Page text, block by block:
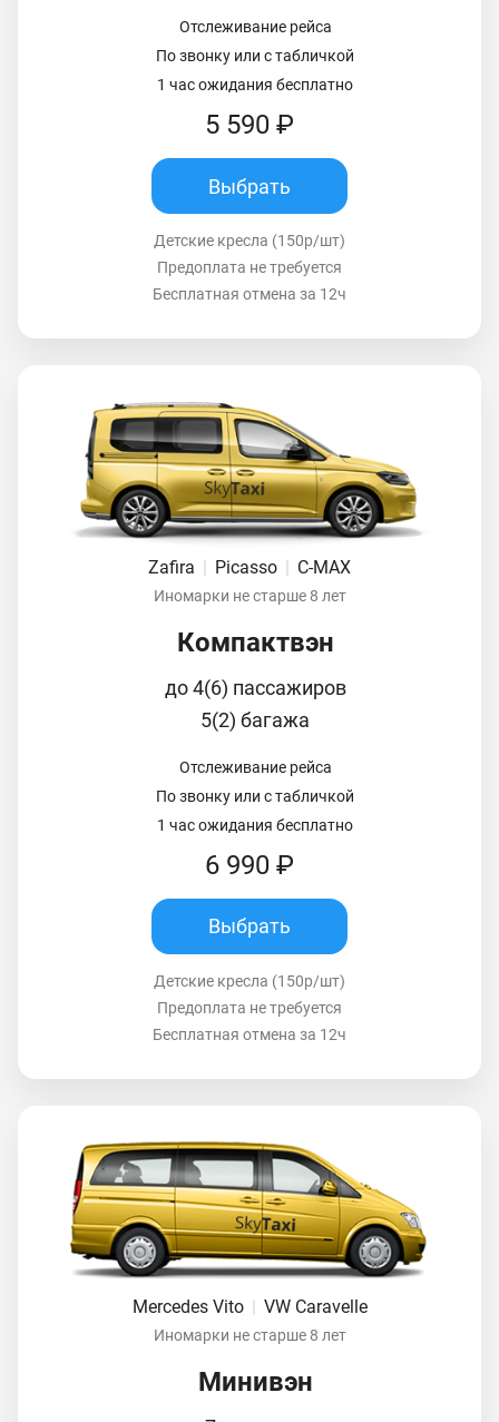
Отслеживание рейса
По звонку или с табличкой
1 час ожидания бесплатно
5 590 ₽
Выбрать
Детские кресла (150р/шт)
Предоплата не требуется
Бесплатная отмена за 12ч
Zafira | Picasso | C-MAX
Иномарки не старше 8 лет
Компактвэн
до 4(6) пассажиров
5(2) багажа
Отслеживание рейса
По звонку или с табличкой
1 час ожидания бесплатно
6 990 ₽
Выбрать
Детские кресла (150р/шт)
Предоплата не требуется
Бесплатная отмена за 12ч
Mercedes Vito VW Caravelle
Иномарки не старше 8 лет
Минивэн